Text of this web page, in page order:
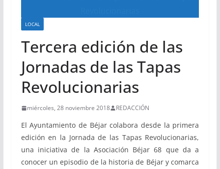
LOCAL
Tercera edición de las
Jornadas de las Tapas
Revolucionarias
miércoles, 28 noviembre 2018 REDACCIÓN
El Ayuntamiento de Béjar colabora desde la primera
edición en la Jornada de las Tapas Revolucionarias,
una iniciativa de la Asociación Béjar 68 que da a
conocer un episodio de la historia de Béjar y comarca